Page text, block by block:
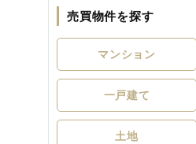
売買物件を探す
マンション
一戸建て
土地